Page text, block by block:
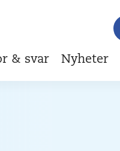
& svar Nyheter